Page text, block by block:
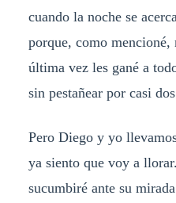
cuando la noche se
porque, como
última vez les gané a
sin pestañear por casi
Pero Diego y yo
ya siento que voy a
sucumbiré ante su